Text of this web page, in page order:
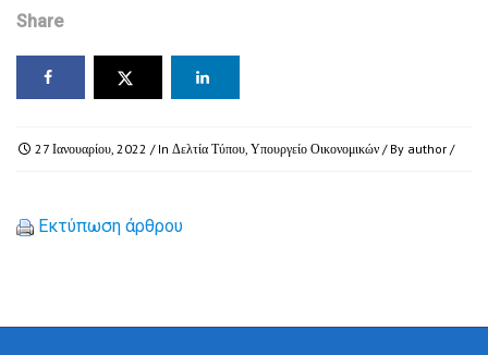
Share
27 Ιανουαρίου, 2022 / In Δελτία Τύπου, Υπουργείο Οικονομικών / By author /
Εκτύπωση άρθρου